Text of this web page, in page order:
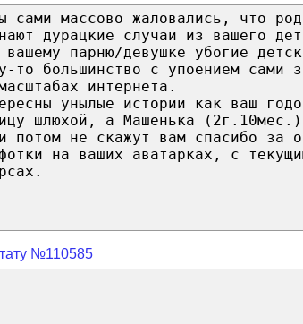
сами массово жаловались, что
дурацкие случаи из вашего
вашему парню/девушке убогие
то большинство с упоением сами
интернета.
унылые истории как ваш
шлюхой, а Машенька
потом не скажут вам спасибо за
на ваших аватарках, с
№110585